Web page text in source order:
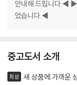
안내해 드립니다.◀ ▶
었습니다.◀
중고도서 소개
최상
새 상품에 가까운